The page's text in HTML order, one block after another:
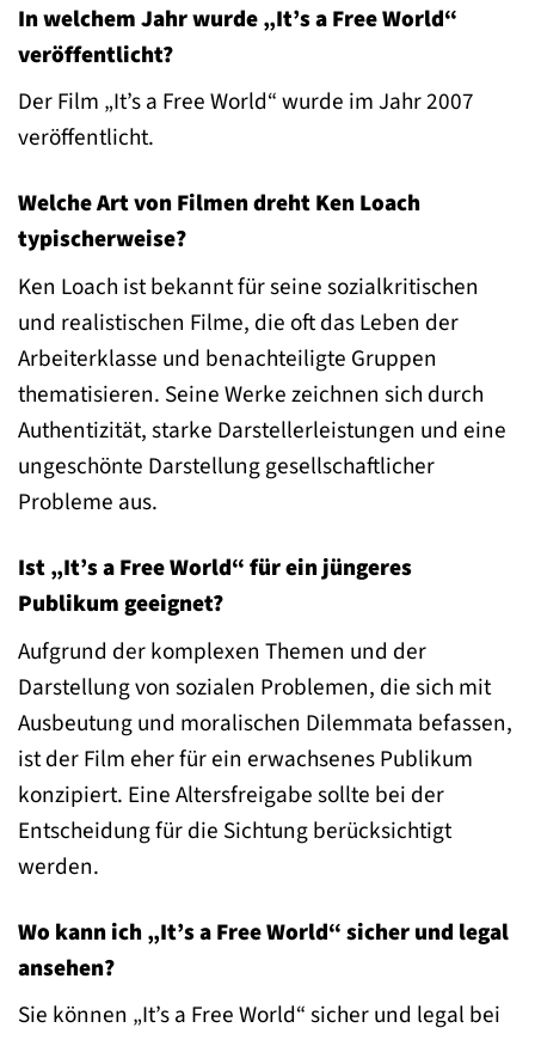
In welchem Jahr wurde „It’s a Free World“
veröffentlicht?
Der Film „It’s a Free World“ wurde im Jahr 2007
veröffentlicht.
Welche Art von Filmen dreht Ken Loach
typischerweise?
Ken Loach ist bekannt für seine sozialkritischen
und realistischen Filme, die oft das Leben der
Arbeiterklasse und benachteiligte Gruppen
thematisieren. Seine Werke zeichnen sich durch
Authentizität, starke Darstellerleistungen und eine
ungeschönte Darstellung gesellschaftlicher
Probleme aus.
Ist „It’s a Free World“ für ein jüngeres
Publikum geeignet?
Aufgrund der komplexen Themen und der
Darstellung von sozialen Problemen, die sich mit
Ausbeutung und moralischen Dilemmata befassen,
ist der Film eher für ein erwachsenes Publikum
konzipiert. Eine Altersfreigabe sollte bei der
Entscheidung für die Sichtung berücksichtigt
werden.
Wo kann ich „It’s a Free World“ sicher und legal
ansehen?
Sie können „It’s a Free World“ sicher und legal bei